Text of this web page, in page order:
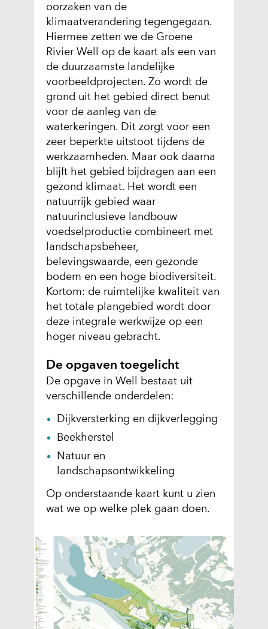
oorzaken van de
klimaatverandering tegengegaan.
Hiermee zetten we de Groene
Rivier Well op de kaart als een van
de duurzaamste landelijke
voorbeeldprojecten. Zo wordt de
grond uit het gebied direct benut
voor de aanleg van de
waterkeringen. Dit zorgt voor een
zeer beperkte uitstoot tijdens de
werkzaamheden. Maar ook daarna
blijft het gebied bijdragen aan een
gezond klimaat. Het wordt een
natuurrijk gebied waar
natuurinclusieve landbouw
voedselproductie combineert met
landschapsbeheer,
belevingswaarde, een gezonde
bodem en een hoge biodiversiteit.
Kortom: de ruimtelijke kwaliteit van
het totale plangebied wordt door
deze integrale werkwijze op een
hoger niveau gebracht.
De opgaven toegelicht
De opgave in Well bestaat uit
verschillende onderdelen:
Dijkversterking en dijkverlegging
Beekherstel
Natuur en
landschapsontwikkeling
Op onderstaande kaart kunt u zien
wat we op welke plek gaan doen.